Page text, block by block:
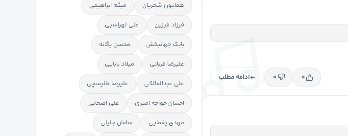
۰ ۰ ادامه مطلب
همایون شجریان
میثم ابراهیمی
فرزاد فرزین
علی لهراسبی
بابک جهانبخش
محسن یگانه
علیرضا قربانی
میلاد بابایی
علی عبدالمالکی
علیرضا طلیسچی
احسان خواجه امیری
علی اصحابی
مهدی یغمایی
سامان جلیلی